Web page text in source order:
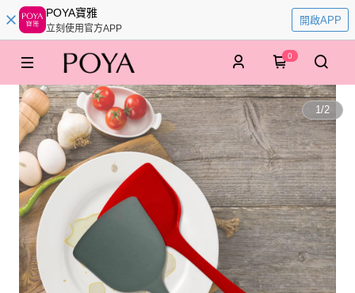
POYA寶雅
立刻使用官方APP
開啟APP
0
1/2